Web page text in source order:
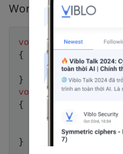
World ra màn hình
void setup()
{
  Serial
.begin(9600
}
void
loop()
{
  Serial
.print(
1000);
}